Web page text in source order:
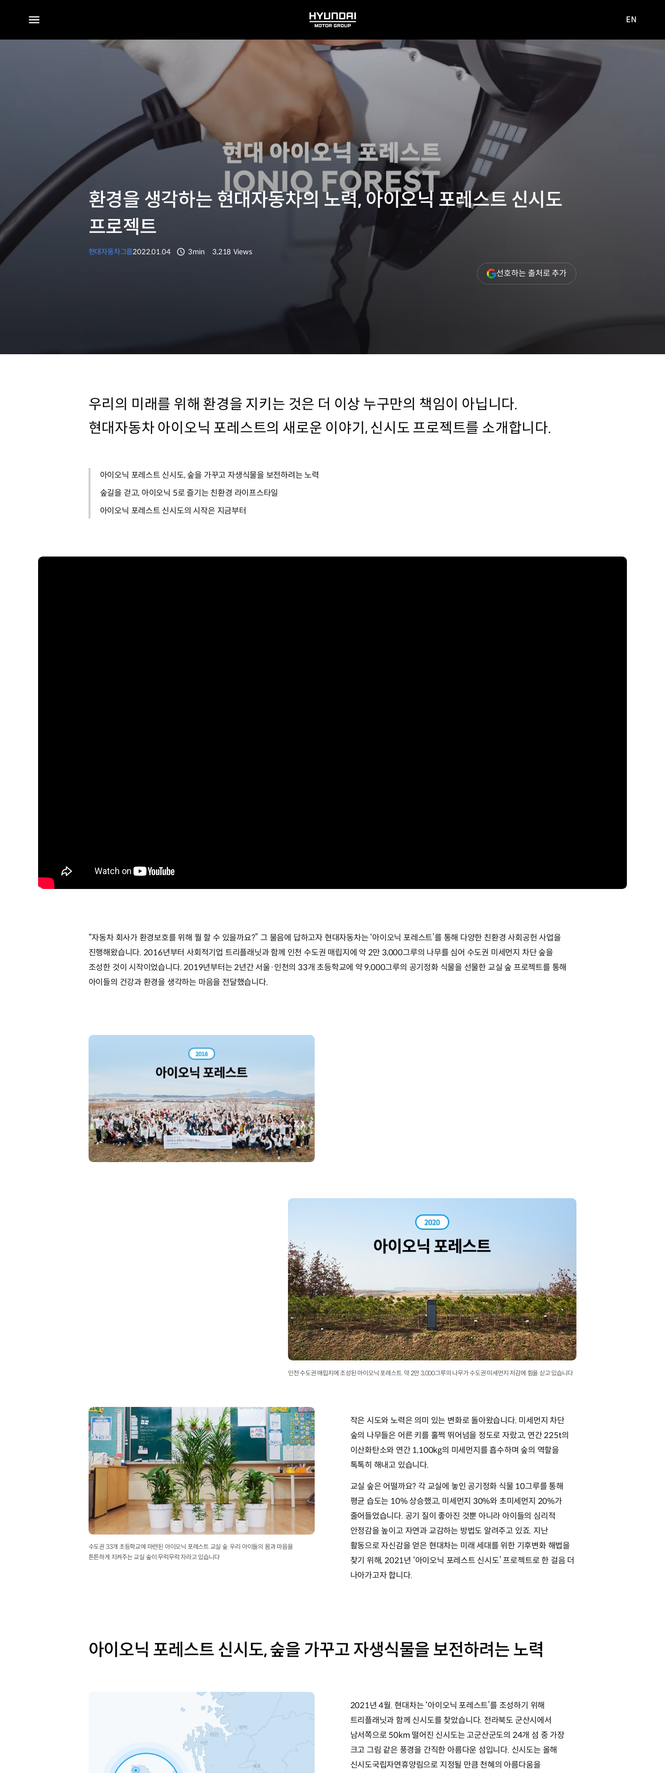
전체
HYUNDAI
MOTOR
GROUP
사이트로
EN
환경을 생각하는 현대자동차의 노력, 아이오닉 포레스트 신시도
프로젝트
현대자동차그룹2022.01.04 3min 3,218 Views
선호하는 출처로 추가(새
창
우리의 미래를 위해 환경을 지키는 것은 더 이상 누구만의 책임이 아닙니다.
현대자동차 아이오닉 포레스트의 새로운 이야기, 신시도 프로젝트를 소개합니다.
아이오닉 포레스트 신시도, 숲을 가꾸고 자생식물을 보전하려는 노력
숲길을 걷고, 아이오닉 5로 즐기는 친환경 라이프스타일
아이오닉 포레스트 신시도의 시작은 지금부터
“자동차 회사가 환경보호를 위해 뭘 할 수 있을까요?” 그 물음에 답하고자 현대자동차는 ‘아이오닉 포레스트’를 통해 다양한 친환경 사회공헌 사업을
진행해왔습니다. 2016년부터 사회적기업 트리플래닛과 함께 인천 수도권 매립지에 약 2만 3,000그루의 나무를 심어 수도권 미세먼지 차단 숲을
조성한 것이 시작이었습니다. 2019년부터는 2년간 서울·인천의 33개 초등학교에 약 9,000그루의 공기정화 식물을 선물한 교실 숲 프로젝트를 통해
아이들의 건강과 환경을 생각하는 마음을 전달했습니다.
인천 수도권 매립지에 조성된 아이오닉 포레스트. 약 2만 3,000그루의 나무가 수도권 미세먼지 저감에 힘을 싣고 있습니다
수도권 33개 초등학교에 마련된 아이오닉 포레스트 교실 숲. 우리 아이들의 몸과 마음을
튼튼하게 지켜주는 교실 숲이 무럭무럭 자라고 있습니다
작은 시도와 노력은 의미 있는 변화로 돌아왔습니다. 미세먼지 차단
숲의 나무들은 어른 키를 훌쩍 뛰어넘을 정도로 자랐고, 연간 225t의
이산화탄소와 연간 1,100kg의 미세먼지를 흡수하며 숲의 역할을
톡톡히 해내고 있습니다.
교실 숲은 어떨까요? 각 교실에 놓인 공기정화 식물 10그루를 통해
평균 습도는 10% 상승했고, 미세먼지 30%와 초미세먼지 20%가
줄어들었습니다. 공기 질이 좋아진 것뿐 아니라 아이들의 심리적
안정감을 높이고 자연과 교감하는 방법도 알려주고 있죠. 지난
활동으로 자신감을 얻은 현대차는 미래 세대를 위한 기후변화 해법을
찾기 위해, 2021년 ‘아이오닉 포레스트 신시도’ 프로젝트로 한 걸음 더
나아가고자 합니다.
아이오닉 포레스트 신시도, 숲을 가꾸고 자생식물을 보전하려는 노력
2021년 4월. 현대차는 ‘아이오닉 포레스트’를 조성하기 위해
트리플래닛과 함께 신시도를 찾았습니다. 전라북도 군산시에서
남서쪽으로 50km 떨어진 신시도는 고군산군도의 24개 섬 중 가장
크고 그림 같은 풍경을 간직한 아름다운 섬입니다. 신시도는 올해
신시도국립자연휴양림으로 지정될 만큼 천혜의 아름다움을